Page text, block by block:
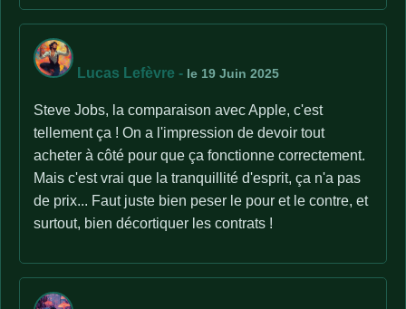
Lucas Lefèvre - le 19 Juin 2025
Steve Jobs, la comparaison avec Apple, c'est
tellement ça ! On a l'impression de devoir tout
acheter à côté pour que ça fonctionne correctement.
Mais c'est vrai que la tranquillité d'esprit, ça n'a pas
de prix... Faut juste bien peser le pour et le contre, et
surtout, bien décortiquer les contrats !